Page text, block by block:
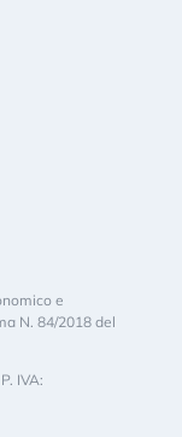
e
N. 84/2018 del
IVA: